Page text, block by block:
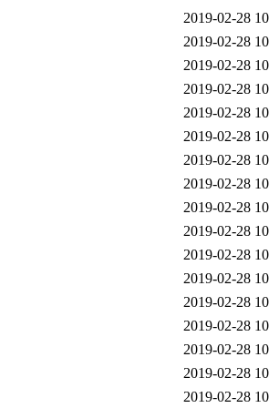
2019-02-28
2019-02-28
2019-02-28
2019-02-28
2019-02-28
2019-02-28
2019-02-28
2019-02-28
2019-02-28
2019-02-28
2019-02-28
2019-02-28
2019-02-28
2019-02-28
2019-02-28
2019-02-28
2019-02-28